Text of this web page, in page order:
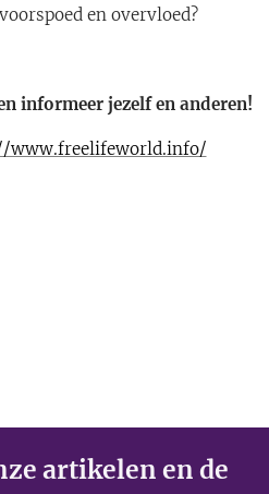
en overvloed?
informeer jezelf en anderen!
www.freelifeworld.info/
artikelen en de